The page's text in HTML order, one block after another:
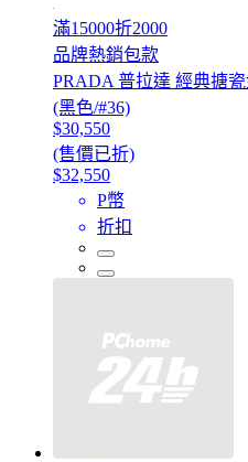
滿15000折2000
品牌熱銷包款
PRADA 普拉達 經典搪
(黑色/#36)
$30,550
(售價已折)
$32,550
P幣
折扣